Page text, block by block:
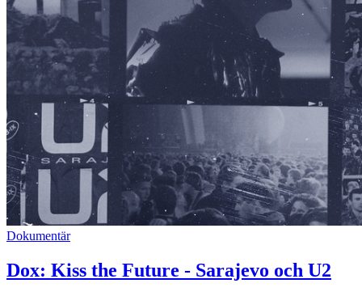
Dokumentär
Dox: Kiss the Future - Sarajevo och U2